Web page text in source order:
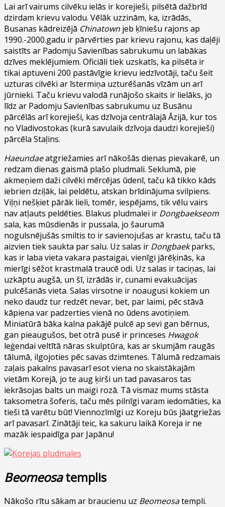
Lai arī vairums cilvēku ielās ir korejieši, pilsētā dažbrīd
dzirdam krievu valodu. Vēlāk uzzinām, ka, izrādās,
Busanas kādreizējā Chinatown jeb ķīniešu rajons ap
1990.-2000.gadu ir pārvērties par krievu rajonu, kas daļēji
saistīts ar Padomju Savienības sabrukumu un labākas
dzīves meklējumiem. Oficiāli tiek uzskatīs, ka pilsēta ir
tikai aptuveni 200 pastāvīgie krievu iedzīvotāji, taču šeit
uzturas cilvēki ar īstermiņa uzturēšanās vīzām un arī
jūrnieki. Taču krievu valodā runājošo skaits ir lielāks, jo
līdz ar Padomju Savienības sabrukumu uz Busānu
pārcēlās arī korejieši, kas dzīvoja centrālajā Āzijā, kur tos
no Vladivostokas (kurā savulaik dzīvoja daudzi korejieši)
pārcēla Staļins.
Haeundaeatgriežamies arī nākošās dienas pievakarē, un
redzam dienas gaismā plašo pludmali. Seklumā, pie
akmeņiem daži cilvēki mērcējas ūdenī, taču kā tikko kāds
iebrien dziļāk, lai peldētu, atskan brīdinājuma svilpiens.
Viļņi nešķiet pārāk lieli, tomēr, iespējams, tik vēlu vairs
nav atļauts peldēties. Blakus pludmalei ir Dongbaekseom
sala, kas mūsdienās ir pussala, jo šaurumā
nogulsnējušās smiltis to ir savienojušas ar krastu, taču tā
aizvien tiek saukta par salu. Uz salas ir Dongbaekparks,
kas ir laba vieta vakara pastaigai, vienīgi jārēķinās, ka
mierīgi sēžot krastmalā traucē odi. Uz salas ir taciņas, lai
uzkāptu augšā, un šī, izrādās ir, cunami evakuācijas
pulcēšanās vieta. Salas virsotne ir noaugusi kokiem un
neko daudz tur redzēt nevar, bet, par laimi, pēc stāvā
kāpiena var padzerties vienā no ūdens avotiņiem.
Miniatūrā bāka kalna pakājē pulcē ap sevi gan bērnus,
gan pieaugušos, bet otrā pusē ir princeses Hwagok
leģendai veltītā nāras skulptūra, kas ar skumjām raugās
tālumā, ilgojoties pēc savas dzimtenes. Tālumā redzamais
zaļais pakalns pavasarī esot viena no skaistākajām
vietām Korejā, jo te aug ķirši un tad pavasaros tas
iekrāsojas balts un maigi rozā. Tā vismaz mums stāsta
taksometra šoferis, taču mēs pilnīgi varam iedomāties, ka
tieši tā varētu būt! Viennozīmīgi uz Koreju būs jāatgriežas
arī pavasarī. Zinātāji teic, ka sakuru laikā Koreja ir ne
mazāk iespaidīga par Japānu!
Beomeosatemplis
Nākošo rītu sākam ar braucienu uz Beomeosatempli.